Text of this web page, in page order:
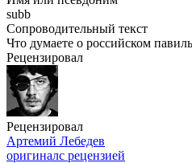
subb
Сопроводительный текст
Что думаете о российском
Рецензировал
Рецензировал
Артемий Лебедев
оригиналс рецензией